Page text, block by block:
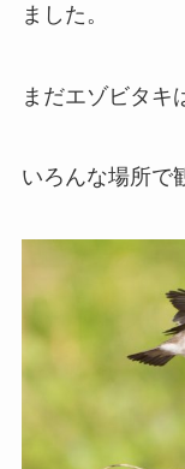
ました。
まだエゾビタキ
いろんな場所で